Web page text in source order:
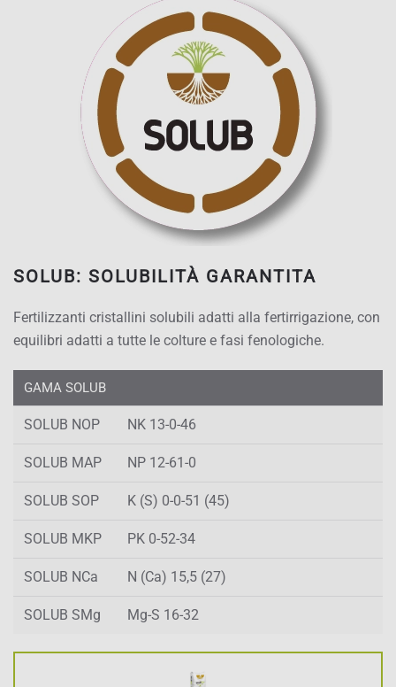
SOLUB: SOLUBILITÀ GARANTITA
Fertilizzanti cristallini solubili adatti alla fertirrigazione, con
equilibri adatti a tutte le colture e fasi fenologiche.
GAMA SOLUB
SOLUB NOP NK 13-0-46
SOLUB MAP NP 12-61-0
SOLUB SOP K (S) 0-0-51 (45)
SOLUB MKP PK 0-52-34
SOLUB NCa N (Ca) 15,5 (27)
SOLUB SMg Mg-S 16-32